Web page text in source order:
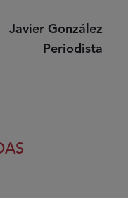
Javier González
Periodista